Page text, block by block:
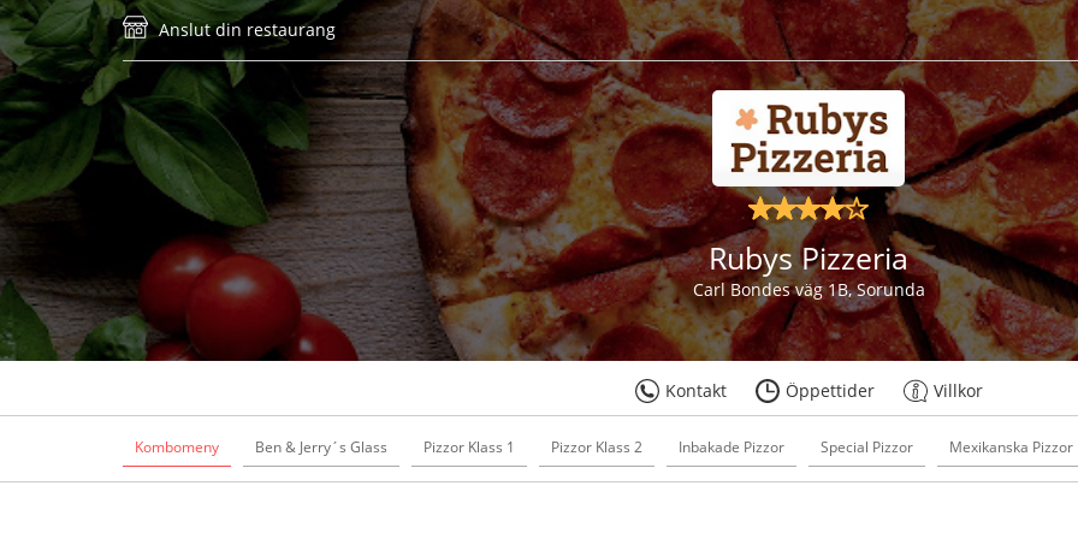
Anslut din restaurang
Rubys Pizzeria
Carl Bondes väg 1B, Sorunda
Kontakt Öppettider Villkor
Kombomeny Ben & Jerry´s Glass Pizzor Klass 1 Pizzor Klass 2 Inbakade Pizzor Special Pizzor Mexikanska Pizzor